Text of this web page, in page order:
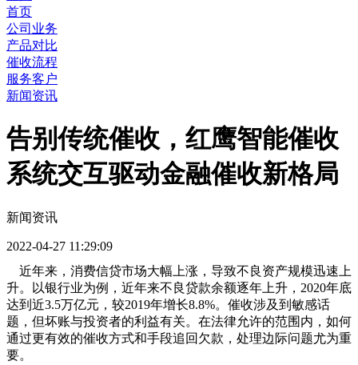
首页
公司业务
产品对比
催收流程
服务客户
新闻资讯
告别传统催收，红鹰智能催收
系统交互驱动金融催收新格局
新闻资讯
2022-04-27 11:29:09
近年来，消费信贷市场大幅上涨，导致不良资产规模迅速上
升。以银行业为例，近年来不良贷款余额逐年上升， 2020年底
达到近3.5万亿元，较2019年增长8.8%。催收涉及到敏感话
题，但坏账与投资者的利益有关。在法律允许的范围内，如何
通过更有效的催收方式和手段追回欠款，处理边际问题尤为重
要。